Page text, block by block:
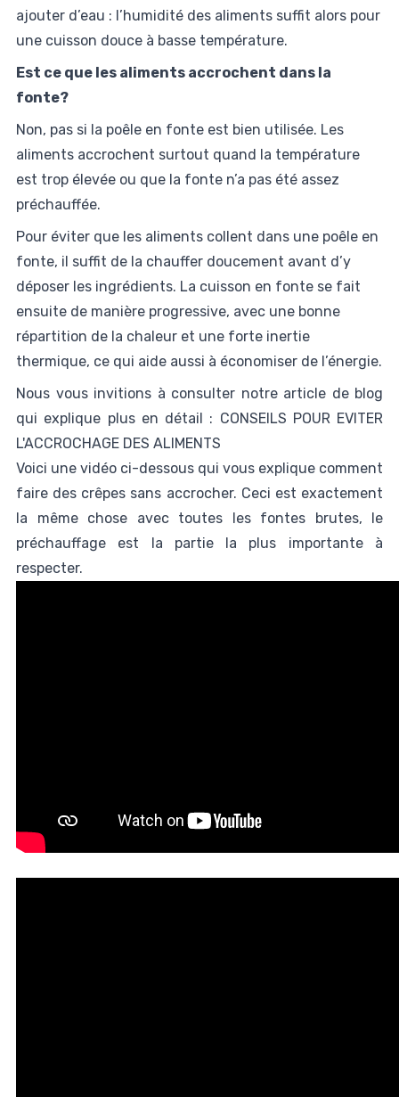
ajouter d’eau : l’humidité des aliments suffit alors pour
une cuisson douce à basse température.
Est ce que les aliments accrochent dans la
fonte?
Non, pas si la poêle en fonte est bien utilisée. Les
aliments accrochent surtout quand la température
est trop élevée ou que la fonte n’a pas été assez
préchauffée.
Pour éviter que les aliments collent dans une poêle en
fonte, il suffit de la chauffer doucement avant d’y
déposer les ingrédients. La cuisson en fonte se fait
ensuite de manière progressive, avec une bonne
répartition de la chaleur et une forte inertie
thermique, ce qui aide aussi à économiser de l’énergie.
Nous vous invitions à consulter notre article de blog
qui explique plus en détail : CONSEILS POUR EVITER
L'ACCROCHAGE DES ALIMENTS
Voici une vidéo ci-dessous qui vous explique comment
faire des crêpes sans accrocher. Ceci est exactement
la même chose avec toutes les fontes brutes, le
préchauffage est la partie la plus importante à
respecter.